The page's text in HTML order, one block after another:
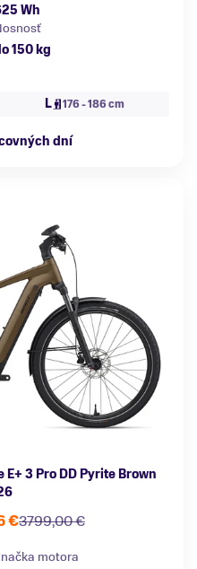
Wh
150 kg
L 176 - 186 cm
dní
3 Pro DD Pyrite Brown
3799,00 €
€
motora